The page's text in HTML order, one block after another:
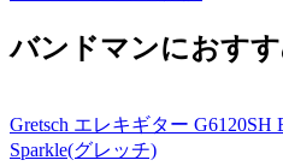
バンドマンにおす
Gretsch エレキギター G6120SH
Sparkle(グレッチ)